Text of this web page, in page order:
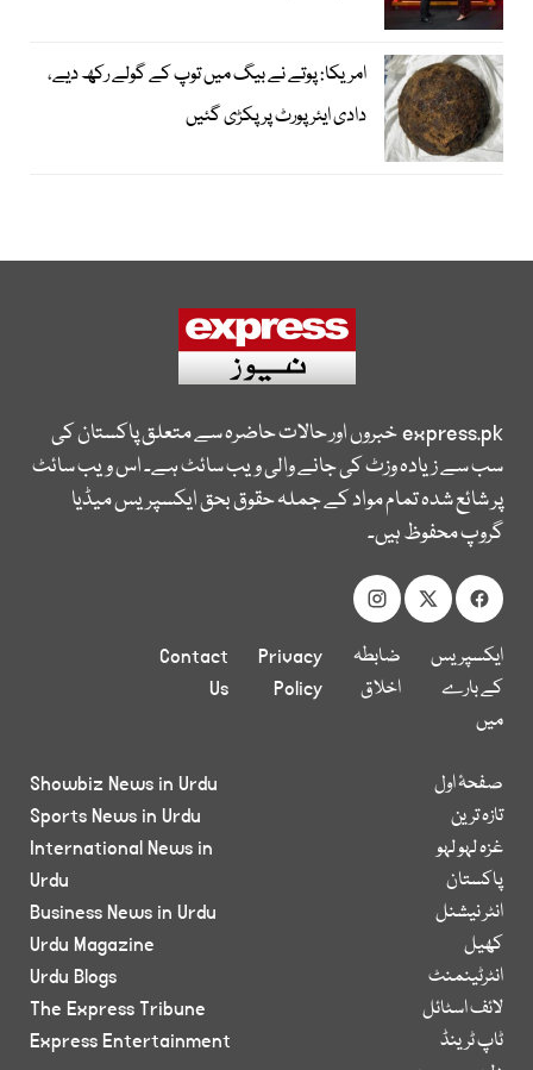
امریکا: پوتے نے بیگ میں توپ کے گولے رکھ دیے،
دادی ایئرپورٹ پر پکڑی گئیں
express.pkخبروں اور حالات حاضرہ سے متعلق پاکستان کی
سب سے زیادہ وزٹ کی جانے والی ویب سائٹ ہے۔ اس ویب سائٹ
پر شائع شدہ تمام مواد کے جملہ حقوق بحق ایکسپریس میڈیا
گروپ محفوظ ہیں۔
ایکسپریس
کے بارے
میں
ضابطہ
اخلاق
Privacy
Policy
Contact
Us
صفحۂ اول
تازہ ترین
غزہ لہو لہو
پاکستان
انٹر نیشنل
کھیل
انٹرٹینمنٹ
لائف اسٹائل
ٹاپ ٹرینڈ
Showbiz News in Urdu
Sports News in Urdu
International News in
Urdu
Business News in Urdu
Urdu Magazine
Urdu Blogs
The Express Tribune
Express Entertainment